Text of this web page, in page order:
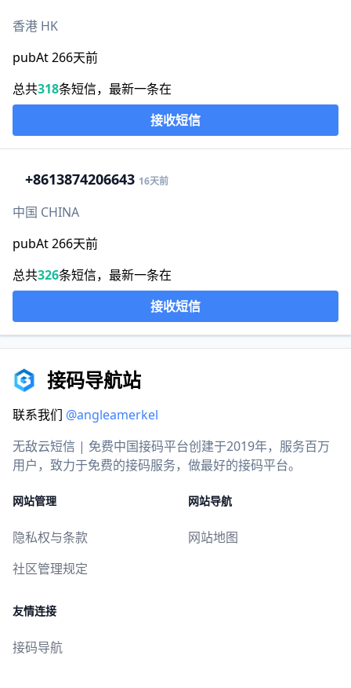
香港 HK
pubAt 266天前
总共318条短信，最新一条在
接收短信
+8613874206643 16天前
中国 CHINA
pubAt 266天前
总共326条短信，最新一条在
接收短信
接码导航站
联系我们 @angleamerkel
无敌云短信 | 免费中国接码平台创建于2019年，服务百万
用户，致力于免费的接码服务，做最好的接码平台。
网站管理
隐私权与条款
社区管理规定
网站导航
网站地图
友情连接
接码导航